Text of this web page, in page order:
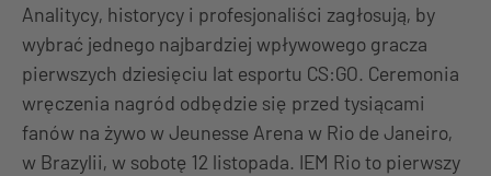
Analitycy, historycy i profesjonaliści zagłosują, by
wybrać jednego najbardziej wpływowego gracza
pierwszych dziesięciu lat esportu CS:GO. Ceremonia
wręczenia nagród odbędzie się przed tysiącami
fanów na żywo w Jeunesse Arena w Rio de Janeiro,
w Brazylii, w sobotę 12 listopada. IEM Rio to pierwszy